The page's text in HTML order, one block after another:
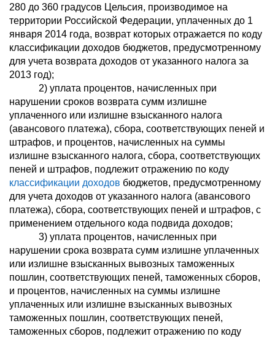
280 до 360 градусов Цельсия, производимое на
территории Российской Федерации, уплаченных до 1
января 2014 года, возврат которых отражается по коду
классификации доходов бюджетов, предусмотренному
для учета возврата доходов от указанного налога за
2013 год);
2) уплата процентов, начисленных при
нарушении сроков возврата сумм излишне
уплаченного или излишне взысканного налога
(авансового платежа), сбора, соответствующих пеней и
штрафов, и процентов, начисленных на суммы
излишне взысканного налога, сбора, соответствующих
пеней и штрафов, подлежит отражению по коду
классификации доходов бюджетов, предусмотренному
для учета доходов от указанного налога (авансового
платежа), сбора, соответствующих пеней и штрафов, с
применением отдельного кода подвида доходов;
3) уплата процентов, начисленных при
нарушении срока возврата сумм излишне уплаченных
или излишне взысканных вывозных таможенных
пошлин, соответствующих пеней, таможенных сборов,
и процентов, начисленных на суммы излишне
уплаченных или излишне взысканных вывозных
таможенных пошлин, соответствующих пеней,
таможенных сборов, подлежит отражению по коду